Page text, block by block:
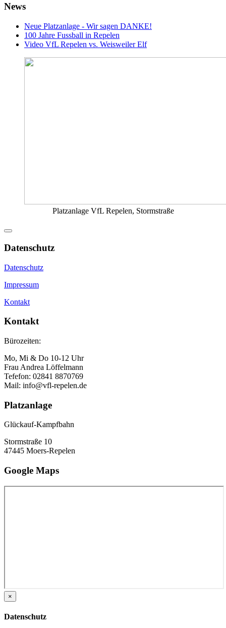
News
Neue Platzanlage - Wir sagen DANKE!
100 Jahre Fussball in Repelen
Video VfL Repelen vs. Weisweiler Elf
Platzanlage VfL Repelen, Stormstraße
Datenschutz
Datenschutz
Impressum
Kontakt
Kontakt
Bürozeiten:
Mo, Mi & Do 10-12 Uhr
Frau Andrea Löffelmann
Tefefon: 02841 8870769
Mail: info@vfl-repelen.de
Platzanlage
Glückauf-Kampfbahn
Stormstraße 10
47445 Moers-Repelen
Google Maps
×
Datenschutz